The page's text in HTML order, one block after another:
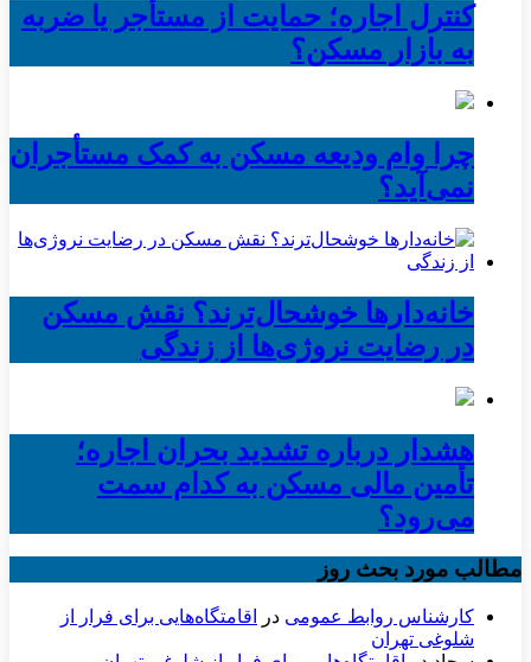
کنترل اجاره؛ حمایت از مستأجر یا ضربه
به بازار مسکن؟
چرا وام ودیعه مسکن به کمک مستأجران
نمی‌آید؟
خانه‌دارها خوشحال‌ترند؟ نقش مسکن
در رضایت نروژی‌ها از زندگی
هشدار درباره تشدید بحران اجاره؛
تأمین مالی مسکن به کدام سمت
می‌رود؟
مطالب مورد بحث روز
کارشناس روابط عمومی در
اقامتگاه‌هایی برای فرار از
شلوغی تهران